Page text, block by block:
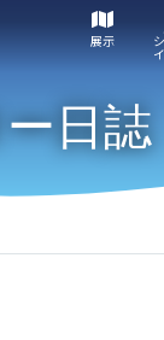
展示
日誌